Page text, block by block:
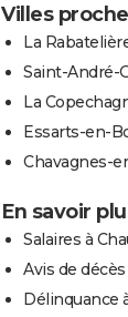
Villes
La
Saint-André-
La
Essarts-en-
Chavagnes-
En savoir
Salaires à
Avis de
Délinquance